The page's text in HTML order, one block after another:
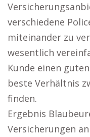
verschiedene
miteinander zu
wesentlich
Kunde einen
beste Verhältnis
finden.
Ergebnis
Versicherungen